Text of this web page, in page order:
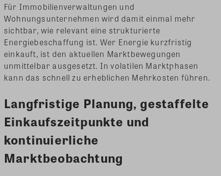
Für Immobilienverwaltungen und
Wohnungsunternehmen wird damit einmal mehr
sichtbar, wie relevant eine strukturierte
Energiebeschaffung ist. Wer Energie kurzfristig
einkauft, ist den aktuellen Marktbewegungen
unmittelbar ausgesetzt. In volatilen Marktphasen
kann das schnell zu erheblichen Mehrkosten führen.
Langfristige Planung, gestaffelte
Einkaufszeitpunkte und
kontinuierliche
Marktbeobachtung